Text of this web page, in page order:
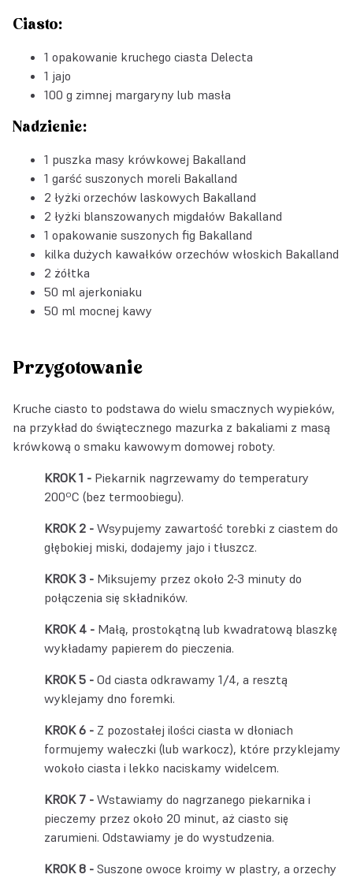
Ciasto:
1 opakowanie kruchego ciasta Delecta
1 jajo
100 g zimnej margaryny lub masła
Nadzienie:
1 puszka masy krówkowej Bakalland
1 garść suszonych moreli Bakalland
2 łyżki orzechów laskowych Bakalland
2 łyżki blanszowanych migdałów Bakalland
1 opakowanie suszonych fig Bakalland
kilka dużych kawałków orzechów włoskich Bakalland
2 żółtka
50 ml ajerkoniaku
50 ml mocnej kawy
Przygotowanie
Kruche ciasto to podstawa do wielu smacznych wypieków,
na przykład do świątecznego mazurka z bakaliami z masą
krówkową o smaku kawowym domowej roboty.
Piekarnik nagrzewamy do temperatury
200ºC (bez termoobiegu).
Wsypujemy zawartość torebki z ciastem do
głębokiej miski, dodajemy jajo i tłuszcz.
Miksujemy przez około 2-3 minuty do
połączenia się składników.
Małą, prostokątną lub kwadratową blaszkę
wykładamy papierem do pieczenia.
Od ciasta odkrawamy 1/4, a resztą
wyklejamy dno foremki.
Z pozostałej ilości ciasta w dłoniach
formujemy wałeczki (lub warkocz), które przyklejamy
wokoło ciasta i lekko naciskamy widelcem.
Wstawiamy do nagrzanego piekarnika i
pieczemy przez około 20 minut, aż ciasto się
zarumieni. Odstawiamy je do wystudzenia.
Suszone owoce kroimy w plastry, a orzechy